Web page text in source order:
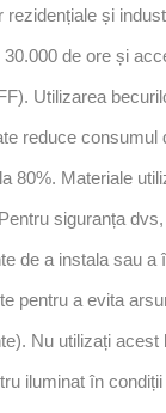
rezidențiale și
de ore și
Utilizarea
reduce consumul
80%. Materiale
siguranța
de a instala sau a
pentru a evita
Nu utilizați acest
iluminat în condiții